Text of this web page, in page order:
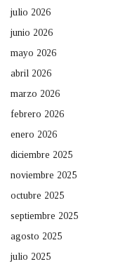
julio 2026
junio 2026
mayo 2026
abril 2026
marzo 2026
febrero 2026
enero 2026
diciembre 2025
noviembre 2025
octubre 2025
septiembre 2025
agosto 2025
julio 2025